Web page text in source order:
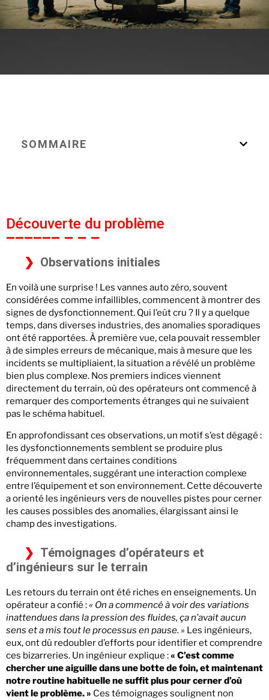
SOMMAIRE
Découverte du problème
Observations initiales
En voilà une surprise ! Les vannes auto zéro, souvent
considérées comme infaillibles, commencent à montrer des
signes de dysfonctionnement. Qui l’eût cru ? Il y a quelque
temps, dans diverses industries, des anomalies sporadiques
ont été rapportées. À première vue, cela pouvait ressembler
à de simples erreurs de mécanique, mais à mesure que les
incidents se multipliaient, la situation a révélé un problème
bien plus complexe. Nos premiers indices viennent
directement du terrain, où des opérateurs ont commencé à
remarquer des comportements étranges qui ne suivaient
pas le schéma habituel.
En approfondissant ces observations, un motif s’est dégagé :
les dysfonctionnements semblent se produire plus
fréquemment dans certaines conditions
environnementales, suggérant une interaction complexe
entre l’équipement et son environnement. Cette découverte
a orienté les ingénieurs vers de nouvelles pistes pour cerner
les causes possibles des anomalies, élargissant ainsi le
champ des investigations.
Témoignages d’opérateurs et
d’ingénieurs sur le terrain
Les retours du terrain ont été riches en enseignements. Un
opérateur a confié :« On a commencé à voir des variations
inattendues dans la pression des fluides, ça n’avait aucun
sens et a mis tout le processus en pause. » Les ingénieurs,
eux, ont dû redoubler d’efforts pour identifier et comprendre
ces bizarreries. Un ingénieur explique :« C’est comme
chercher une aiguille dans une botte de foin, et maintenant
notre routine habituelle ne suffit plus pour cerner d’où
vient le problème. » Ces témoignages soulignent non